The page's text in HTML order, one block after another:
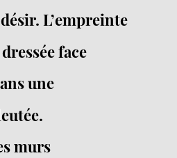
L’empreinte
face
une
murs